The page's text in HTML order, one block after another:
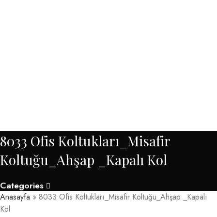
8033 Ofis Koltukları_Misafir
Koltuğu_Ahşap _Kapalı Kol
Categories
Anasayfa » 8033 Ofis Koltukları_Misafir Koltuğu_Ahşap _Kapalı
Kol